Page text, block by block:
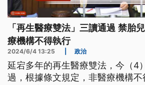
「再生醫療雙法」三讀通過 禁胎
療機構不得執行
2024/6/4 13:25 政治
延宕多年的再生醫療雙法，今（4
過，根據條文規定，非醫療機構不